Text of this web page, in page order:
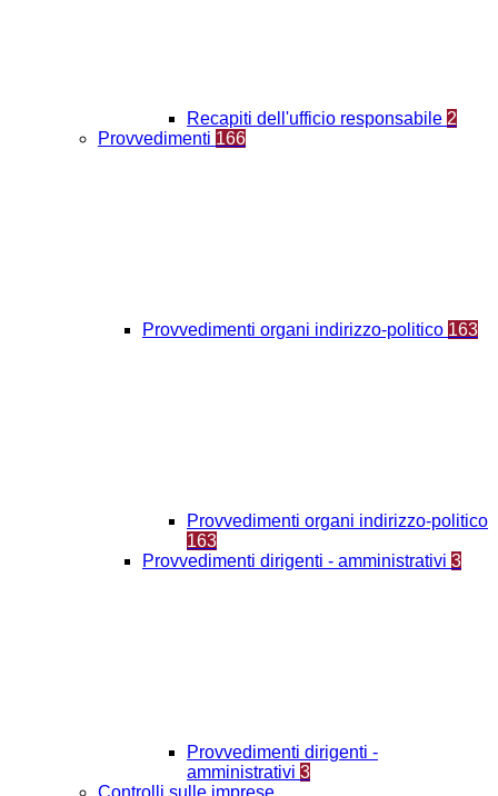
Recapiti dell'ufficio responsabile 2
Provvedimenti 166
Provvedimenti organi indirizzo-politico 163
Provvedimenti organi indirizzo-politico
163
Provvedimenti dirigenti - amministrativi 3
Provvedimenti dirigenti -
amministrativi 3